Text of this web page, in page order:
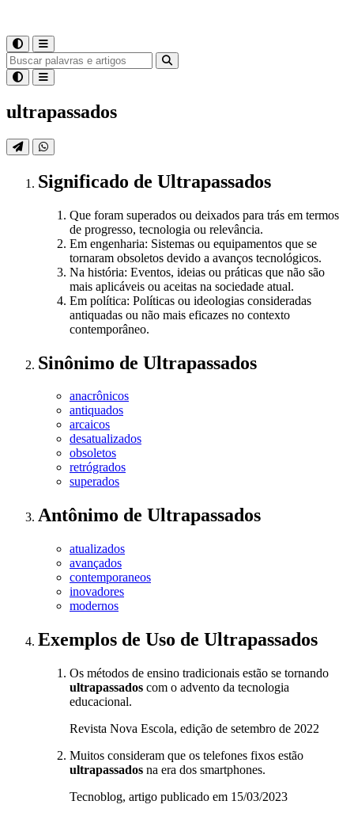
ultrapassados
Significado de Ultrapassados
Que foram superados ou deixados para trás em termos
de progresso, tecnologia ou relevância.
Em engenharia: Sistemas ou equipamentos que se
tornaram obsoletos devido a avanços tecnológicos.
Na história: Eventos, ideias ou práticas que não são
mais aplicáveis ou aceitas na sociedade atual.
Em política: Políticas ou ideologias consideradas
antiquadas ou não mais eficazes no contexto
contemporâneo.
Sinônimo de Ultrapassados
anacrônicos
antiquados
arcaicos
desatualizados
obsoletos
retrógrados
superados
Antônimo de Ultrapassados
atualizados
avançados
contemporaneos
inovadores
modernos
Exemplos de Uso de Ultrapassados
Os métodos de ensino tradicionais estão se tornando
ultrapassados com o advento da tecnologia
educacional.
Revista Nova Escola, edição de setembro de 2022
Muitos consideram que os telefones fixos estão
ultrapassados na era dos smartphones.
Tecnoblog, artigo publicado em 15/03/2023